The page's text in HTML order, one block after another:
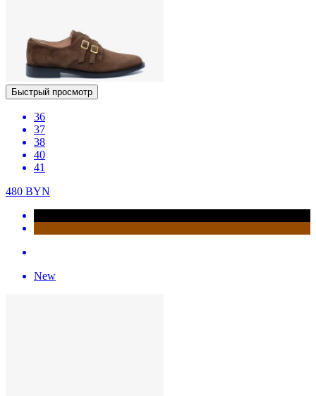
Быстрый просмотр
36
37
38
40
41
480 BYN
New